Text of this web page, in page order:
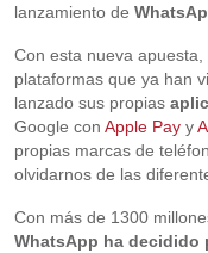
lanzamiento de
Con esta nueva
plataformas que ya han
lanzado sus propias
Google con Apple Payy
propias marcas de
olvidarnos de las
Con más de 1300
WhatsApp ha decidido